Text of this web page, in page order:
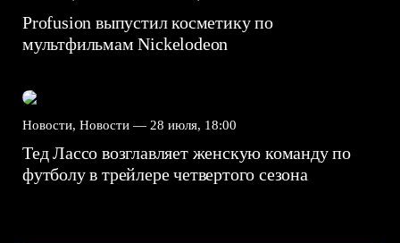
Profusion выпустил косметику по
мультфильмам Nickelodeon
Новости, Новости — 28 июля, 18:00
Тед Лассо возглавляет женскую команду по
футболу в трейлере четвертого сезона